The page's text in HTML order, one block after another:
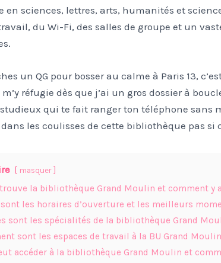
en sciences, lettres, arts, humanités et
du Wi-Fi, des salles de groupe et un
un QG pour bosser au calme à Paris 13,
m’y réfugie dès que j’ai un gros dossier à
qui te fait ranger ton téléphone sans
dans les coulisses de cette bibliothèque pas
masquer
trouve la bibliothèque Grand Moulin et comment y
les horaires d’ouverture et les meilleurs
sont les spécialités de la bibliothèque Grand
sont les espaces de travail à la BU Grand
accéder à la bibliothèque Grand Moulin et